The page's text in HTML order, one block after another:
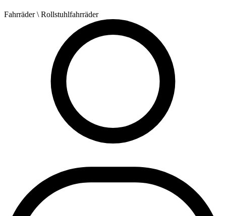
Fahrräder\ Rollstuhlfahrräder